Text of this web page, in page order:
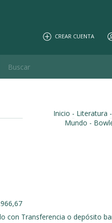
CREAR CUENTA
Inicio - Literatura -
Mundo -
con Transferencia o depósito